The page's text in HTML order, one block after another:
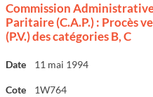
Commission
Paritaire (C.A.P.) : Procès
(P.V.) des catégories B, C
Date 11 mai 1994
Cote 1W764